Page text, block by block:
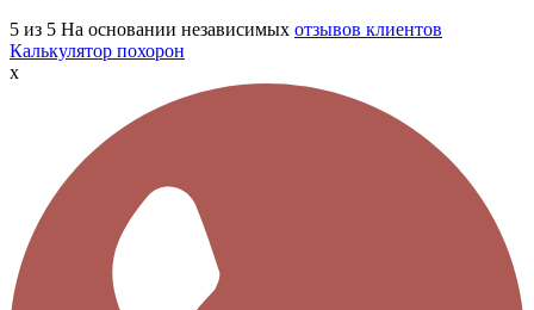
5 из 5 На основании независимых отзывов клиентов
Калькулятор похорон
x